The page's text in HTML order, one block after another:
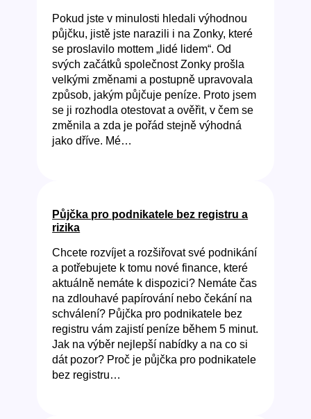
Pokud jste v minulosti hledali výhodnou
půjčku, jistě jste narazili i na Zonky, které
se proslavilo mottem „lidé lidem“. Od
svých začátků společnost Zonky prošla
velkými změnami a postupně upravovala
způsob, jakým půjčuje peníze. Proto jsem
se ji rozhodla otestovat a ověřit, v čem se
změnila a zda je pořád stejně výhodná
jako dříve. Mé…
Půjčka pro podnikatele bez registru a
rizika
Chcete rozvíjet a rozšiřovat své podnikání
a potřebujete k tomu nové finance, které
aktuálně nemáte k dispozici? Nemáte čas
na zdlouhavé papírování nebo čekání na
schválení? Půjčka pro podnikatele bez
registru vám zajistí peníze během 5 minut.
Jak na výběr nejlepší nabídky a na co si
dát pozor? Proč je půjčka pro podnikatele
bez registru…